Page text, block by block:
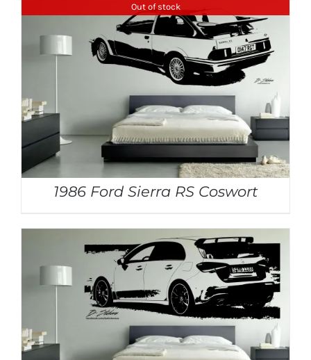
Out of stock
1986 Ford Sierra RS Coswort